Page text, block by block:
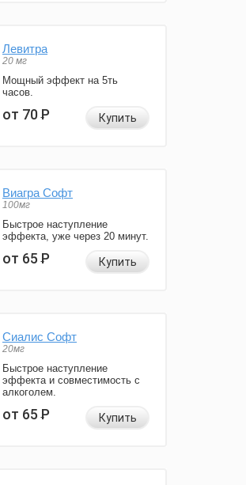
Левитра
20 мг
Мощный эффект на 5ть
часов.
от 70Р Купить
Виагра Софт
100мг
Быстрое наступление
эффекта, уже через 20 минут.
от 65Р Купить
Сиалис Софт
20мг
Быстрое наступление
эффекта и совместимость с
алкоголем.
от 65Р Купить